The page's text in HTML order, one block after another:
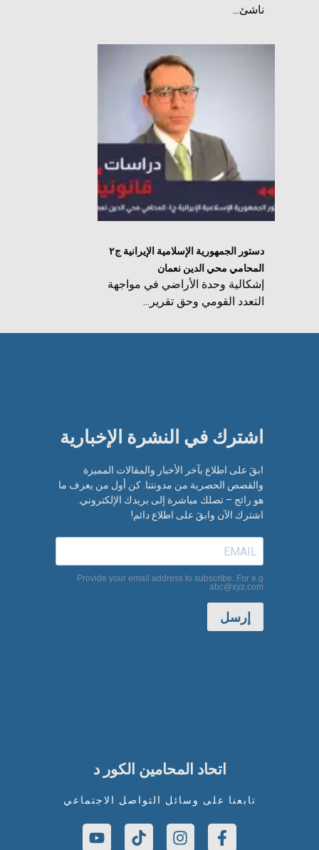
ناشئ...
دستور الجمهورية الإسلامية الإيرانية ج٢
المحامي محي الدين نعمان
إشكالية وحدة الأراضي في مواجهة
التعدد القومي وحق تقرير...
اشترك في النشرة الإخبارية​
ابقَ على اطلاع بآخر الأخبار والمقالات المميزة
والقصص الحصرية من مدونتنا. كن أول من يعرف ما
هو رائج – تصلك مباشرة إلى بريدك الإلكتروني.
اشترك الآن وابقَ على اطلاع دائم!
Provide your email address to subscribe. For e.g
abc@xyz.com
إرسل
اتحاد المحامين الكور د
تابعنا على وسائل التواصل الاجتماعي